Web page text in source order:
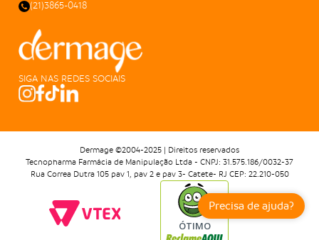
Precisa de ajuda?
(21)3865-0418
SIGA NAS REDES SOCIAIS
Dermage ©2004-2025 | Direitos reservados
Tecnopharma Farmácia de Manipulação Ltda - CNPJ: 31.575.186/0032-37
Rua Correa Dutra 105 pav 1, pav 2 e pav 3- Catete- RJ CEP: 22.210-050
ÓTIMO